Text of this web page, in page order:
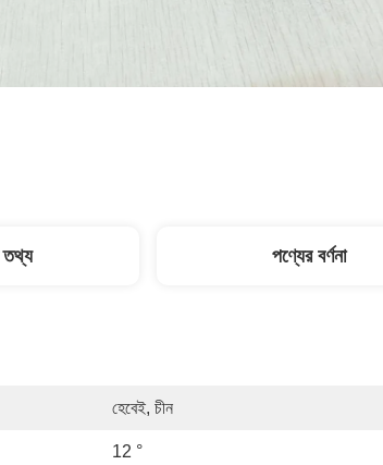
তথ্য পণ্যের বর্ণনা
হেবেই, চীন
12 °